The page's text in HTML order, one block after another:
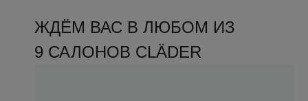
ЖДЁМ ВАС В ЛЮБОМ ИЗ
9 САЛОНОВ CLÄDER